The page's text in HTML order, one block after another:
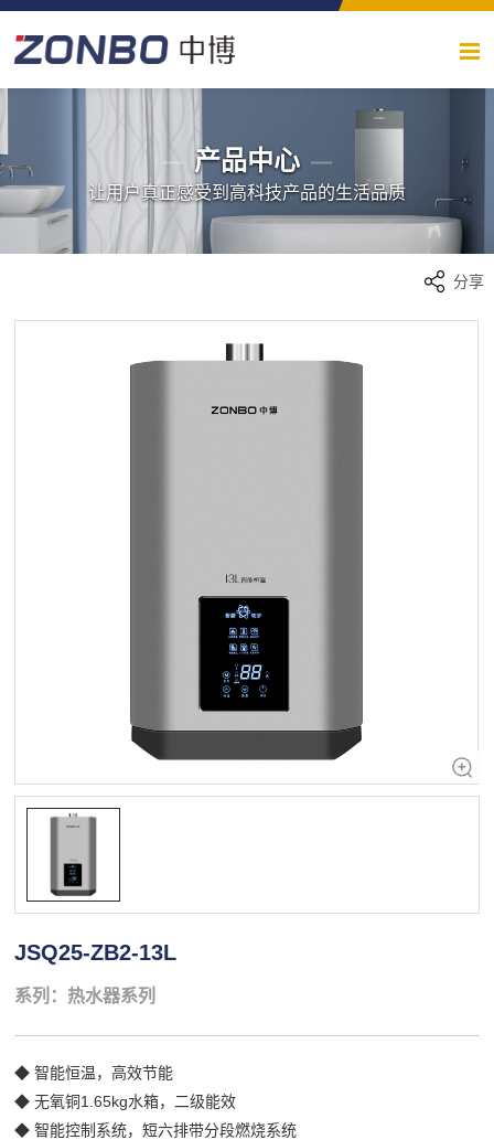
产品中心
让用户真正感受到高科技产品的生活品质
分享
JSQ25-ZB2-13L
系列：热水器系列
◆ 智能恒温，高效节能
◆ 无氧铜1.65kg水箱，二级能效
◆ 智能控制系统，短六排带分段燃烧系统